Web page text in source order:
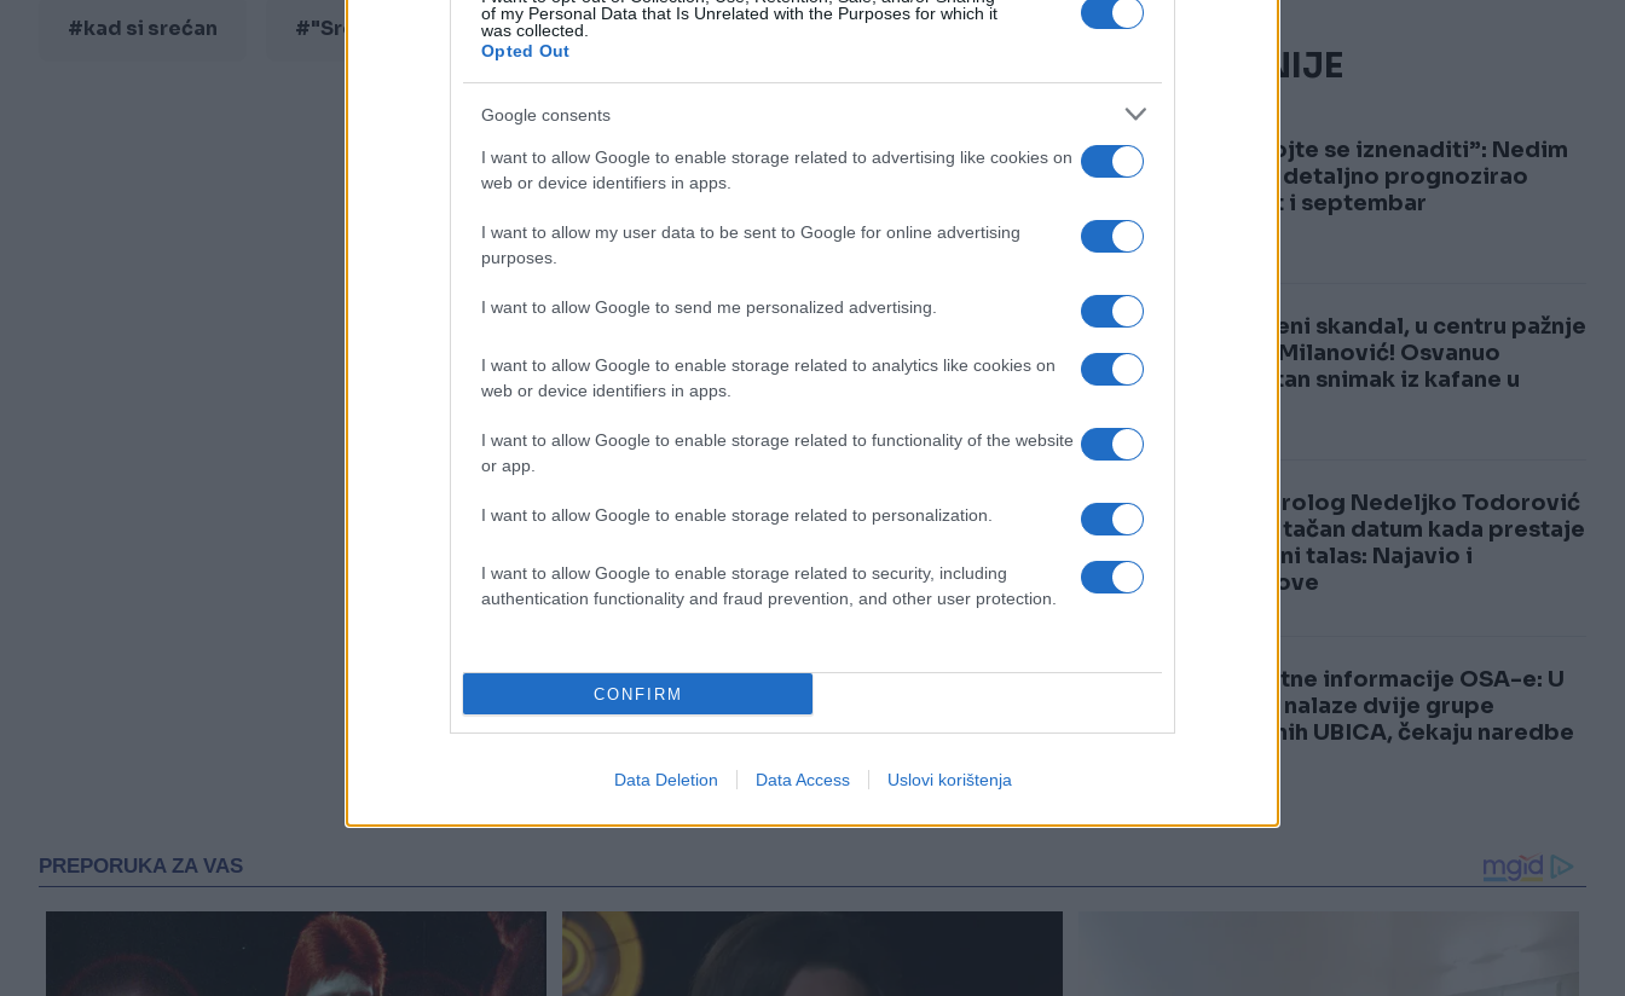
of my Personal Data that Is Unrelated with the Purposes for which it
was collected.
Opted Out
Google consents
I want to allow Google to enable storage related to advertising like cookies on
web or device identifiers in apps.
I want to allow my user data to be sent to Google for online advertising
purposes.
I want to allow Google to send me personalized advertising.
I want to allow Google to enable storage related to analytics like cookies on
web or device identifiers in apps.
I want to allow Google to enable storage related to functionality of the website
or app.
I want to allow Google to enable storage related to personalization.
I want to allow Google to enable storage related to security, including
authentication functionality and fraud prevention, and other user protection.
CONFIRM
Data Deletion Data Access Uslovi korištenja
#kad si srećan #"Srećni ljudi"
NAJČITANIJE
1
“Nemojte se iznenaditi”: Nedim
Sladić detaljno prognozirao
avgust i septembar
2
Neviđeni skandal, u centru pažnje
Zoran Milanović! Osvanuo
šokantan snimak iz kafane u
3
Meteorolog Nedeljko Todorović
otkrio tačan datum kada prestaje
toplotni talas: Najavio i
pljuskove
4
Šokantne informacije OSA-e: U
BiH se nalaze dvije grupe
plaćenih UBICA, čekaju naredbe